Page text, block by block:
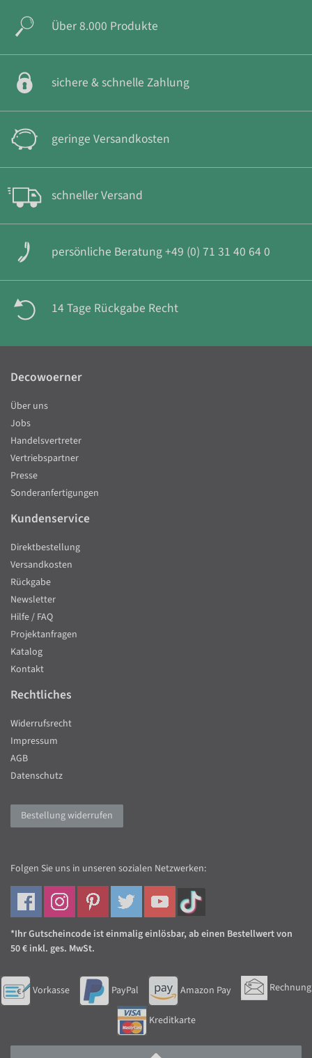
Über 8.000 Produkte
sichere & schnelle Zahlung
geringe Versandkosten
schneller Versand
persönliche Beratung +49 (0) 71 31 40 64 0
14 Tage Rückgabe Recht
Decowoerner
Über uns
Jobs
Handelsvertreter
Vertriebspartner
Presse
Sonderanfertigungen
Kundenservice
Direktbestellung
Versandkosten
Rückgabe
Newsletter
Hilfe / FAQ
Projektanfragen
Katalog
Kontakt
Rechtliches
Widerrufsrecht
Impressum
AGB
Datenschutz
Bestellung widerrufen
Folgen Sie uns in unseren sozialen Netzwerken:
*Ihr Gutscheincode ist einmalig einlösbar, ab einen Bestellwert von
50 € inkl. ges. MwSt.
Vorkasse PayPal Amazon Pay Rechnung
Kreditkarte